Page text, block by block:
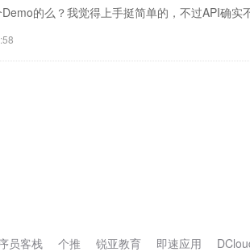
的么？我觉得上手挺简单的，不过API确实
员客栈 个推 锐亚教育 即速应用